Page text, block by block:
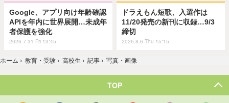
Google、アプリ向け年齢確認
APIを年内に世界展開…未成年
者保護を強化
2026.7.31 Fri 13:45
ドラえもん短歌、入選作は
11/20発売の新刊に収録…9/3
締切
2026.8.6 Thu 15:15
ホーム › 教育・受験 › 高校生 › 記事 › 写真・画像
TOP